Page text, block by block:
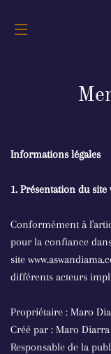
Informations légales
1. Présentation du site
Conformément à
pour la confiance
site
différents acteurs
Propriétaire : Maro
Créé par : Maro Diarra
Responsable de la